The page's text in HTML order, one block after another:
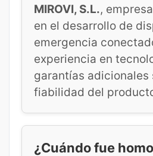
MIROVI, S.L.,
en el desarrollo de
emergencia
experiencia en
garantías adicionales
fiabilidad del
¿Cuándo fue